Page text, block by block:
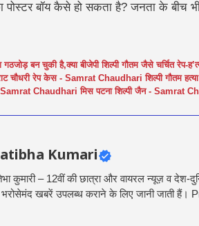
पोस्टर बॉय कैसे हो सकता है?जनता के बीच
गठजोड़ बन चुकी है,क्या बीजेपी शिल्पी गौतम जैसे चर्चित रेप-
चौधरी रेप केस - Samrat Chaudhari शिल्पी गौतम
Samrat Chaudhari मिस पटना शिल्पी जैन - Samrat
Kumari
कुमारी – 12वीं की छात्रा और वायरल न्यूज़ व
खबरें उपलब्ध कराने के लिए जानी जाती हैं।